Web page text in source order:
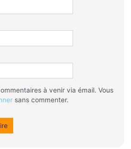
à venir via émail. Vous
sans commenter.